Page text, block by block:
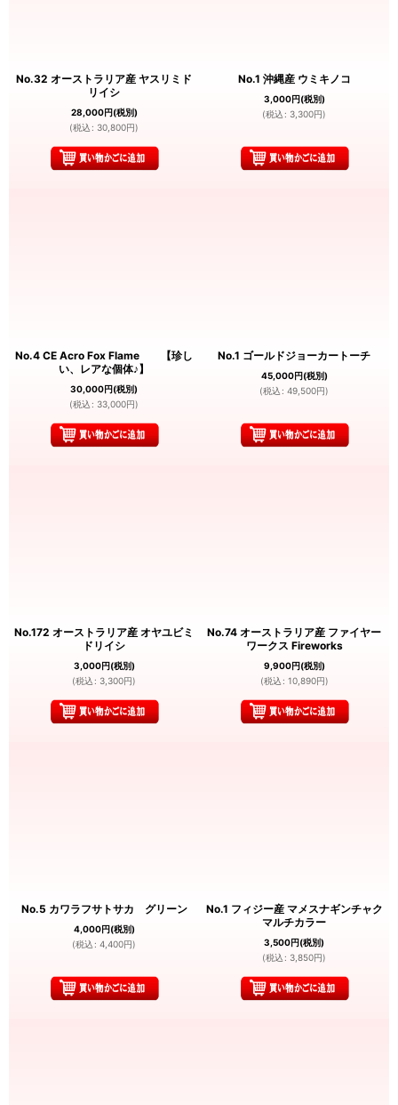
No.32 オーストラリア産 ヤスリミド
リイシ
28,000円(税別)
(税込 : 30,800円)
No.1 沖縄産 ウミキノコ
3,000円(税別)
(税込 : 3,300円)
No.4 CE Acro Fox Flame 【珍し
い、レアな個体♪】
30,000円(税別)
(税込 : 33,000円)
No.1 ゴールドジョーカートーチ
45,000円(税別)
(税込 : 49,500円)
No.172 オーストラリア産 オヤユビミ
ドリイシ
3,000円(税別)
(税込 : 3,300円)
No.74 オーストラリア産 ファイヤー
ワークス Fireworks
9,900円(税別)
(税込 : 10,890円)
No.5 カワラフサトサカ グリーン
4,000円(税別)
(税込 : 4,400円)
No.1 フィジー産 マメスナギンチャク
マルチカラー
3,500円(税別)
(税込 : 3,850円)